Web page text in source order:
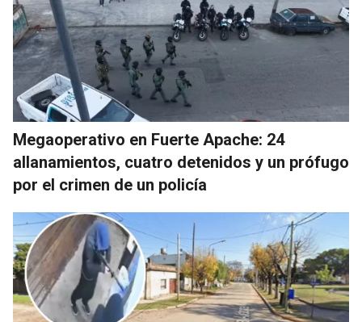
Megaoperativo en Fuerte Apache: 24
allanamientos, cuatro detenidos y un prófugo
por el crimen de un policía